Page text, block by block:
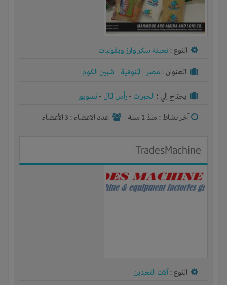
النوع : تعبئة سكر وارز وبقوليات
العنوان : مصر- المنوفية - شبين الكوم
يحتاج إلي : الخبرات - رأس المال - تسويق
آخر نشاط : منذ 1 سنة عدد الاعضاء : 3 الأعضاء
TradesMachine
النوع : آلات التعدين